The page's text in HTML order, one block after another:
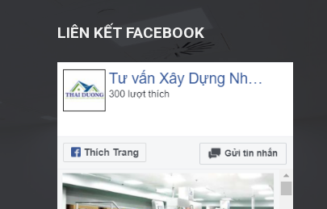
LIÊN KẾT FACEBOOK